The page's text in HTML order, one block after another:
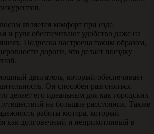
является комфорт при езде.
и руля обеспечивают удобство даже на
Подвеска настроена таким образом,
дороги, что делает поездку
двигатель, который обеспечивает
Он способен разгоняться
делает его идеальным для как городских
на большие расстояния. Также
работы мотора, который
как долговечный и неприхотливый в